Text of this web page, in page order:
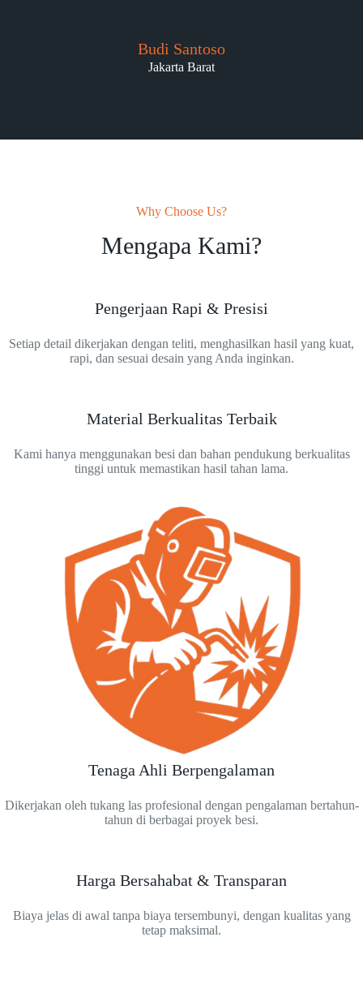
Budi Santoso
Jakarta Barat
Why Choose Us?
Mengapa Kami?
Pengerjaan Rapi & Presisi
Setiap detail dikerjakan dengan teliti, menghasilkan hasil yang kuat,
rapi, dan sesuai desain yang Anda inginkan.
Material Berkualitas Terbaik
Kami hanya menggunakan besi dan bahan pendukung berkualitas
tinggi untuk memastikan hasil tahan lama.
Tenaga Ahli Berpengalaman
Dikerjakan oleh tukang las profesional dengan pengalaman bertahun-
tahun di berbagai proyek besi.
Harga Bersahabat & Transparan
Biaya jelas di awal tanpa biaya tersembunyi, dengan kualitas yang
tetap maksimal.